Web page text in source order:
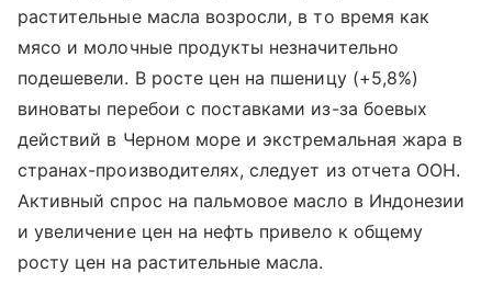
растительные масла возросли, в то время как
мясо и молочные продукты незначительно
подешевели. В росте цен на пшеницу (+5,8%)
виноваты перебои с поставками из-за боевых
действий в Черном море и экстремальная жара в
странах-производителях, следует из отчета ООН.
Активный спрос на пальмовое масло в Индонезии
и увеличение цен на нефть привело к общему
росту цен на растительные масла.